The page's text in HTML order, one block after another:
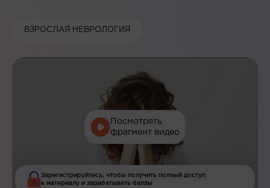
ВЗРОСЛАЯ НЕВРОЛОГИЯ
Посмотреть
фрагмент видео
Зарегистрируйтесь, чтобы получить полный доступ
к материалу и зарабатывать баллы